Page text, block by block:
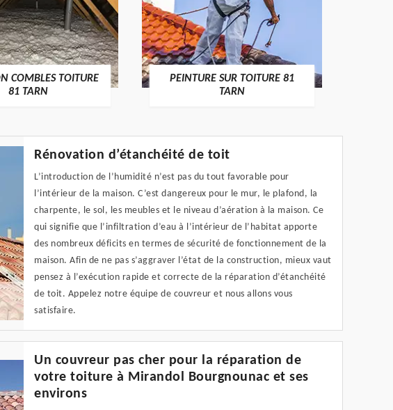
COMBLES TOITURE
81 TARN
PEINTURE SUR TOITURE 81
TARN
Rénovation d’étanchéité de toit
L’introduction de l’humidité n’est pas du tout favorable pour
l’intérieur de la maison. C’est dangereux pour le mur, le plafond, la
charpente, le sol, les meubles et le niveau d’aération à la maison. Ce
qui signifie que l’infiltration d’eau à l’intérieur de l’habitat apporte
des nombreux déficits en termes de sécurité de fonctionnement de la
maison. Afin de ne pas s’aggraver l’état de la construction, mieux vaut
pensez à l’exécution rapide et correcte de la réparation d’étanchéité
de toit. Appelez notre équipe de couvreur et nous allons vous
satisfaire.
Un couvreur pas cher pour la réparation de
votre toiture à Mirandol Bourgnounac et ses
environs